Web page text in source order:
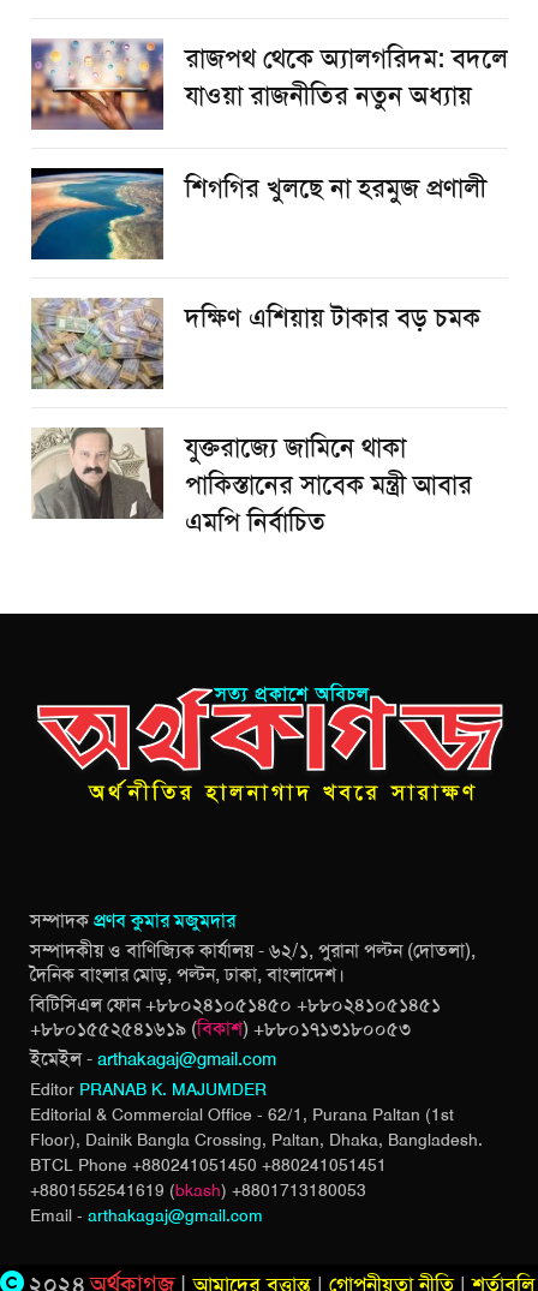
রাজপথ থেকে অ্যালগরিদম: বদলে
যাওয়া রাজনীতির নতুন অধ্যায়
শিগগির খুলছে না হরমুজ প্রণালী
দক্ষিণ এশিয়ায় টাকার বড় চমক
যুক্তরাজ্যে জামিনে থাকা
পাকিস্তানের সাবেক মন্ত্রী আবার
এমপি নির্বাচিত
সম্পাদকপ্রণব কুমার মজুমদার
সম্পাদকীয় ও বাণিজ্যিক কার্যালয় - ৬২/১, পুরানা পল্টন (দোতলা),
দৈনিক বাংলার মোড়, পল্টন, ঢাকা, বাংলাদেশ।
বিটিসিএল ফোন +৮৮০২৪১০৫১৪৫০ +৮৮০২৪১০৫১৪৫১
+৮৮০১৫৫২৫৪১৬১৯ (বিকাশ) +৮৮০১৭১৩১৮০০৫৩
ইমেইল - arthakagaj@gmail.com
Editor PRANAB K. MAJUMDER
Editorial & Commercial Office - 62/1, Purana Paltan (1st
Floor), Dainik Bangla Crossing, Paltan, Dhaka, Bangladesh.
BTCL Phone +880241051450 +880241051451
+8801552541619 (bkash) +8801713180053
Email - arthakagaj@gmail.com
২০২৪অর্থকাগজ|আমাদের বৃত্তান্ত| গোপনীয়তা নীতি|শর্তাবলি